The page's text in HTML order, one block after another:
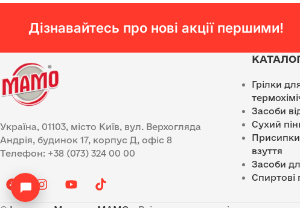
Дізнавайтесь про нові акції першими!
Україна, 01103, місто Київ, вул. Верхогляда
Андрія, будинок 17, корпус Д, офіс 8
Телефон: +38 (073) 324 00 00
Грілки
Засоби
Сухий
Присипки
взуття
Засоби
Спиртові